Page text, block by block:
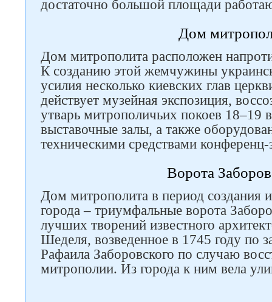
достаточно большой площади
Дом
Дом митрополита расположен
К созданию этой жемчужины
усилия несколько киевских глав
действует музейная экспозиция,
утварь митрополичьих покоев 18–19
выставочные залы, а также
техническими средствами конференц-
Ворота
Дом митрополита в период создания
города – триумфальные ворота
лучших творений известного
Шеделя, возведенное в 1745 году по
Рафаила Заборовского по случаю
митрополии. Из города к ним вела